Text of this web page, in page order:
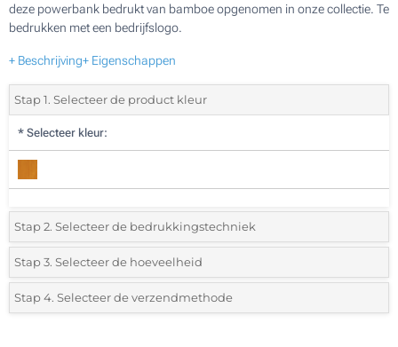
deze powerbank bedrukt van bamboe opgenomen in onze collectie. Te
bedrukken met een bedrijfslogo.
+ Beschrijving+ Eigenschappen
Stap 1. Selecteer de product kleur
* Selecteer kleur:
Stap 2. Selecteer de bedrukkingstechniek
*Selecteer de bedrukking en kleuren van het logo:
1 Kleur (Voorkant)
Stap 3. Selecteer de hoeveelheid
*Selecteer uit de lijst of voeg het gewenste aantal in
Stap 4. Selecteer de verzendmethode